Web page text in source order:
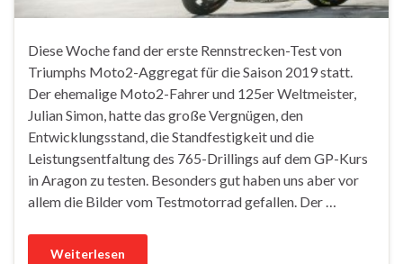
Diese Woche fand der erste Rennstrecken-Test von
Triumphs Moto2-Aggregat für die Saison 2019 statt.
Der ehemalige Moto2-Fahrer und 125er Weltmeister,
Julian Simon, hatte das große Vergnügen, den
Entwicklungsstand, die Standfestigkeit und die
Leistungsentfaltung des 765-Drillings auf dem GP-Kurs
in Aragon zu testen. Besonders gut haben uns aber vor
allem die Bilder vom Testmotorrad gefallen. Der …
Weiterlesen